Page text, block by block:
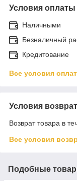
Условия оплаты
Наличными
Безналичный
Кредитование
Все условия
Условия
Возврат товара в
Все условия
Подобные